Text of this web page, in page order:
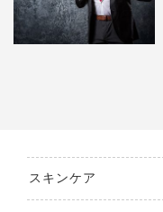
スキンケア